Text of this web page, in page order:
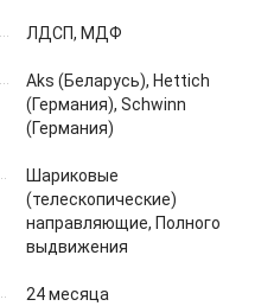
ЛДСП, МДФ
Aks (Беларусь), Hettich
(Германия), Schwinn
(Германия)
Шариковые
(телескопические)
направляющие, Полного
выдвижения
24 месяца